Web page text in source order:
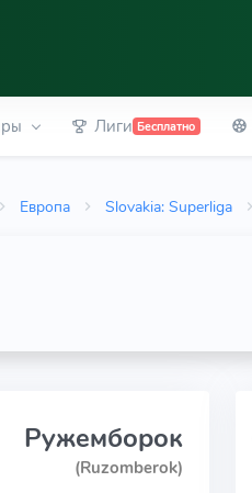
Лиги Бесплатно
Европа Slovakia: Superliga
Ружемборок
(Ruzomberok)